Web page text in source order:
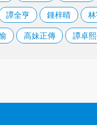
譚全亨 鍾梓晴
高妹正傳 譚卓熙